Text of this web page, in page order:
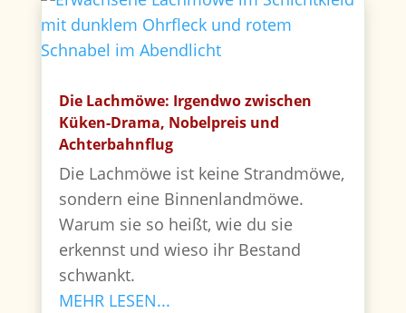
Die Lachmöwe: Irgendwo zwischen
Küken-Drama, Nobelpreis und
Achterbahnflug
Die Lachmöwe ist keine Strandmöwe,
sondern eine Binnenlandmöwe.
Warum sie so heißt, wie du sie
erkennst und wieso ihr Bestand
schwankt.
MEHR LESEN...